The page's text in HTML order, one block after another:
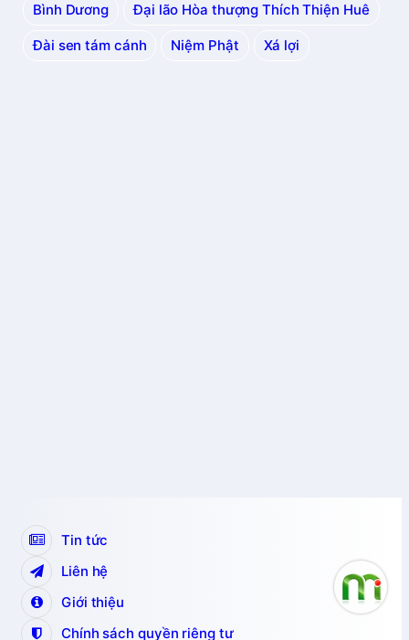
Bình Dương Đại lão Hòa thượng Thích Thiện Huê
Đài sen tám cánh Niệm Phật Xá lợi
Tin tức
Liên hệ
Giới thiệu
Chính sách quyền riêng tư